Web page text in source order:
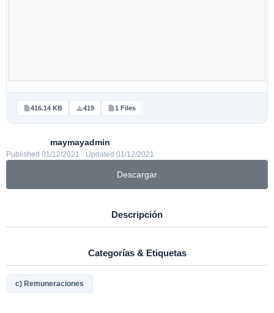
416.14 KB 419 1 Files
maymayadmin
Published 01/12/2021 · Updated 01/12/2021
Descargar
Descripción
Categorías & Etiquetas
c) Remuneraciones